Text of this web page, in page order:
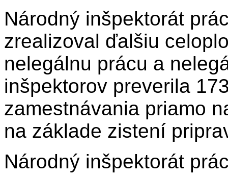
Národný inšpektorát
zrealizoval ďalšiu
nelegálnu prácu a
inšpektorov preverila
zamestnávania priamo
na základe zistení
Národný inšpektorát